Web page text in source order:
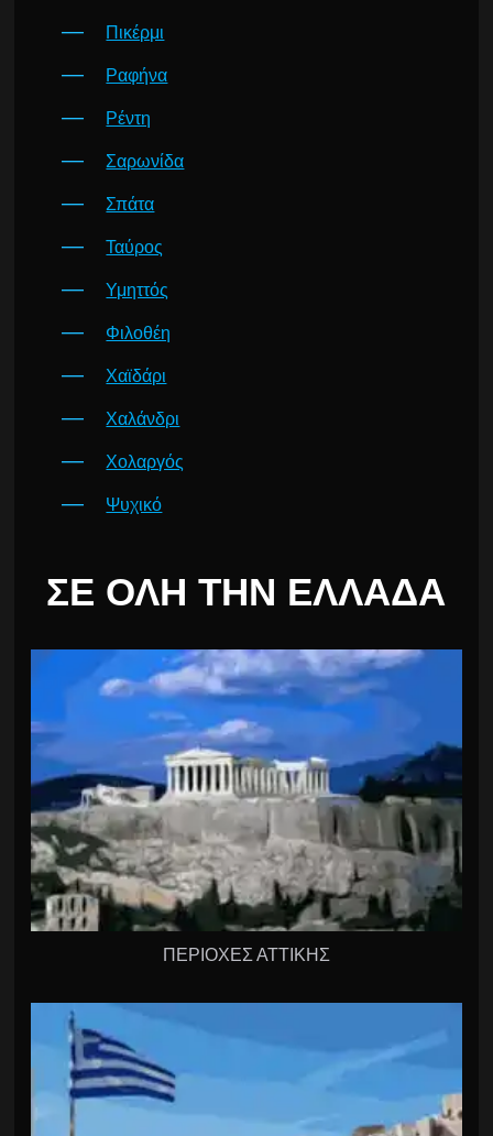
Πικέρμι
Ραφήνα
Ρέντη
Σαρωνίδα
Σπάτα
Ταύρος
Υμηττός
Φιλοθέη
Χαϊδάρι
Χαλάνδρι
Χολαργός
Ψυχικό
ΣΕ ΌΛΗ ΤΗΝ ΕΛΛΆΔΑ
ΠΕΡΙΟΧΕΣ ΑΤΤΙΚΗΣ